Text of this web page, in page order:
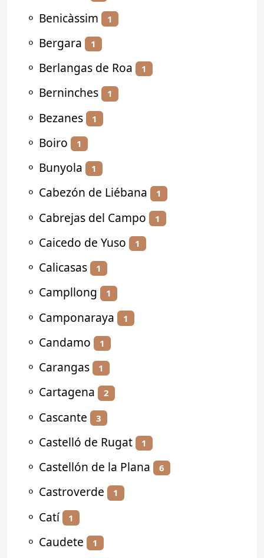
⚬ Benicàssim 1
⚬ Bergara 1
⚬ Berlangas de Roa 1
⚬ Berninches 1
⚬ Bezanes 1
⚬ Boiro 1
⚬ Bunyola 1
⚬ Cabezón de Liébana 1
⚬ Cabrejas del Campo 1
⚬ Caicedo de Yuso 1
⚬ Calicasas 1
⚬ Campllong 1
⚬ Camponaraya 1
⚬ Candamo 1
⚬ Carangas 1
⚬ Cartagena 2
⚬ Cascante 3
⚬ Castelló de Rugat 1
⚬ Castellón de la Plana 6
⚬ Castroverde 1
⚬ Catí 1
⚬ Caudete 1